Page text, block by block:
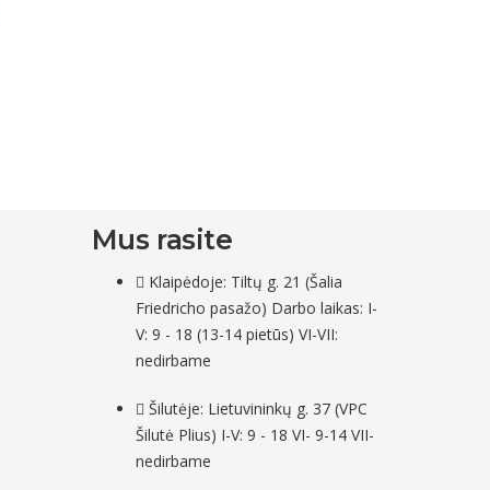
Mus rasite
Klaipėdoje: Tiltų g. 21 (Šalia
Friedricho pasažo) Darbo laikas: I-
V: 9 - 18 (13-14 pietūs) VI-VII:
nedirbame
Šilutėje: Lietuvininkų g. 37 (VPC
Šilutė Plius) I-V: 9 - 18 VI- 9-14 VII-
nedirbame